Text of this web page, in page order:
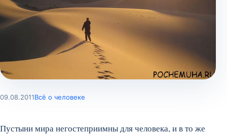
09.08.2011Всё о человеке
Пустыни мира негостеприимны для человека, и в то же